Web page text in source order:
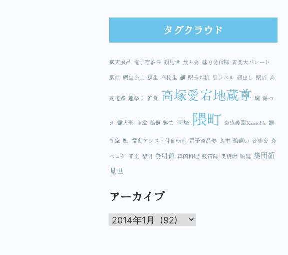
タグクラウド
露天風呂 電子宿泊券 顔見世 飲み会 魅力発信隊 音楽大パレード
駅前 鯛生金山 鯛生 高校生 麺 駅長対抗 黒ラベル 顔出し 駅近 高
速道路 雛祭り 雑貨 高塚愛宕地蔵尊 鯛 餅つ
き 雛人形 食堂 鵜飼 魅力 高塚 隈町 食感農園KazetoNe 雛
青空 鮎 電動アシスト付自転車 電子商品券 鳥市 鵜飼い 音楽会 食
べログ 音楽 黎明 黎明館 韓国料理 鼓笛隊 麦焼酎 順延 集団顔
見世
アーカイブ